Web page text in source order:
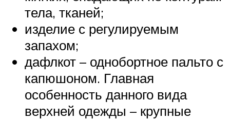
тела, тканей;
изделие с регулируемым
запахом;
дафлкот – однобортное пальто с
капюшоном. Главная
особенность данного вида
верхней одежды – крупные